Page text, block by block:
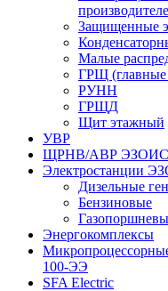
Защищенные
Малые
ГРЩ (главные
РУНН
ГРЩД
Щит этажный
УВР
ЩРНВ/АВР ЭЗОИС
Электростанции
Дизельные
Бензиновые
Энергокомплексы
100-ЭЭ
SFA Electric